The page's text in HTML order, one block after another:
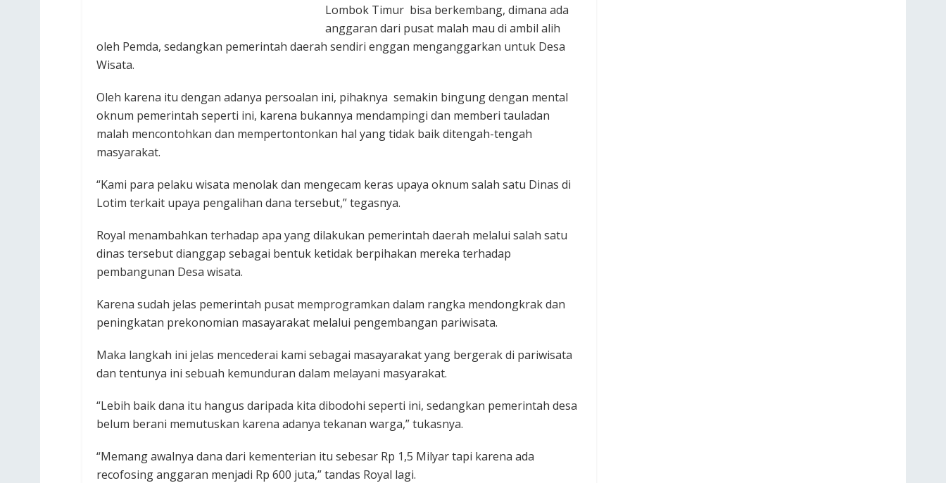
Lombok Timur bisa berkembang, dimana ada
anggaran dari pusat malah mau di ambil alih
oleh Pemda, sedangkan pemerintah daerah sendiri enggan menganggarkan untuk Desa
Wisata.
Oleh karena itu dengan adanya persoalan ini, pihaknya semakin bingung dengan mental
oknum pemerintah seperti ini, karena bukannya mendampingi dan memberi tauladan
malah mencontohkan dan mempertontonkan hal yang tidak baik ditengah-tengah
masyarakat.‎
“Kami para pelaku wisata menolak dan mengecam keras upaya oknum salah satu Dinas di
Lotim terkait upaya pengalihan dana tersebut,” tegasnya.
Royal menambahkan terhadap apa yang dilakukan pemerintah daerah melalui salah satu
dinas tersebut dianggap sebagai bentuk ketidak berpihakan mereka terhadap
pembangunan Desa wisata.
Karena sudah jelas pemerintah pusat memprogramkan dalam rangka mendongkrak dan
peningkatan prekonomian masayarakat melalui pengembangan pariwisata.
Maka langkah ini jelas mencederai kami sebagai masayarakat yang bergerak di pariwisata
dan tentunya ini sebuah kemunduran dalam melayani masyarakat.
“Lebih baik dana itu hangus daripada kita dibodohi seperti ini, sedangkan pemerintah desa
belum berani memutuskan karena adanya tekanan warga,” tukasnya.
“Memang awalnya dana dari kementerian itu sebesar Rp 1,5 Milyar tapi karena ada
recofosing anggaran menjadi Rp 600 juta,” tandas Royal lagi.